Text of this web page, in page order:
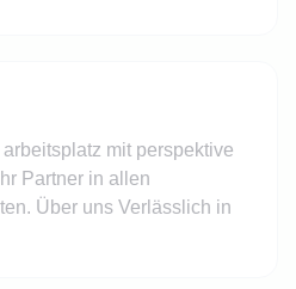
mit perspektive
Partner in allen
Über uns Verlässlich in